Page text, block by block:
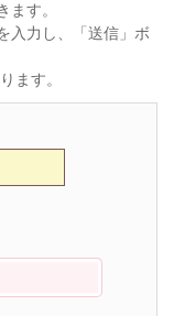
す。
入力し、「送信」ボ
ます。